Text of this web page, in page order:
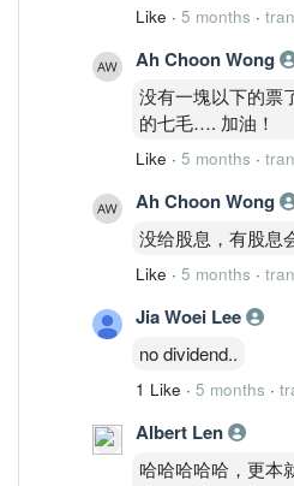
Like · 5 months ·
Ah Choon Wong
没有一塊以下的票
的七毛…. 加油！
Like · 5 months ·
Ah Choon Wong
没给股息，有股
Like · 5 months ·
Jia Woei Lee
no dividend..
1 Like · 5 months ·
Albert Len
哈哈哈哈哈，更本